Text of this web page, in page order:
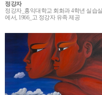
정강자
정강자_홍익대학교 회화과 4학년 실습실
에서, 1966_고 정강자 유족 제공